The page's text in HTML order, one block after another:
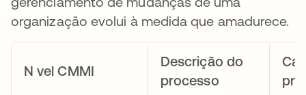
organização evolui à medida que amadurece.
N vel CMMI
Descrição do
processo